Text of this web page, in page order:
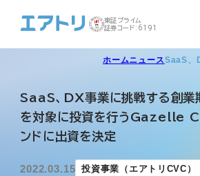
東証プライム
証券コード:6191
ホームニュースSaaS、
SaaS、DX事業に挑戦する創業
を対象に投資を行うGazelle
ンドに出資を決定
2022.03.15 投資事業（エアトリCVC）